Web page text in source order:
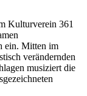
Kulturverein 361
ein. Mitten im
verändernden
musiziert die